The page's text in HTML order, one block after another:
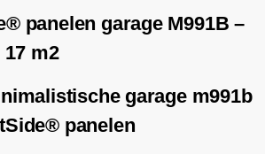
panelen garage M991B –
17 m2
garage m991b
panelen